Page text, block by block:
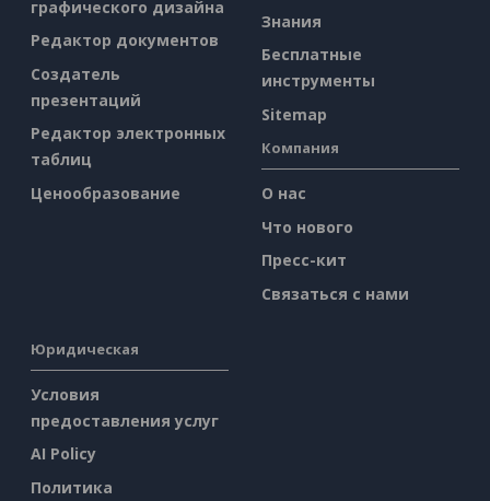
графического дизайна
Редактор документов
Создатель
презентаций
Редактор электронных
таблиц
Ценообразование
Знания
Бесплатные
инструменты
Sitemap
Компания
О нас
Что нового
Пресс-кит
Связаться с нами
Юридическая
Условия
предоставления услуг
AI Policy
Политика